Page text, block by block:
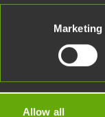
Marketing
Allow all
2012